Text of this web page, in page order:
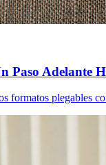
Paso Adelante
formatos plegables